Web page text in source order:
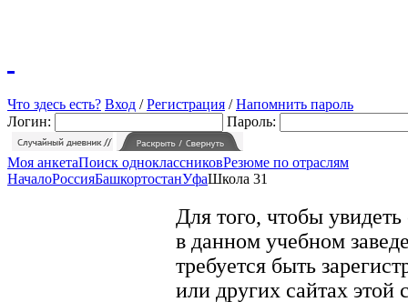
Что здесь есть? Вход /Регистрация /Напомнить пароль
Логин:
Пароль:
Моя анкетаПоиск одноклассниковРезюме по отраслям
НачалоРоссияБашкортостанУфаШкола 31
Для того, чтобы
в данном учебном
требуется быть
или других сайтах этой